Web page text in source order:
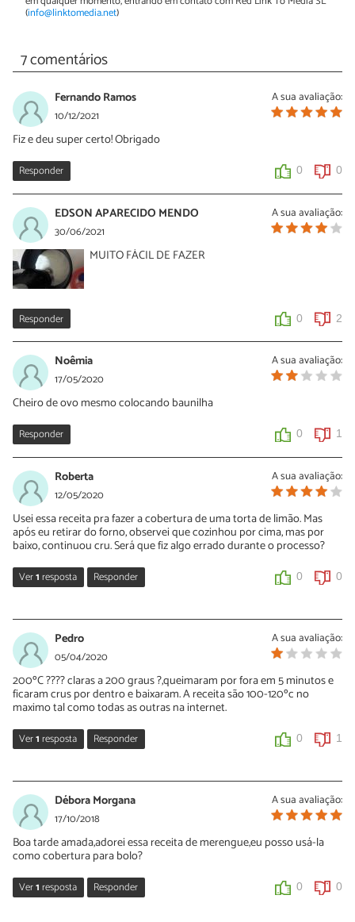
(info@linktomedia.net)
7 comentários
A sua avaliação:
Fernando Ramos
10/12/2021
Fiz e deu super certo! Obrigado
Responder 0 0
A sua avaliação:
EDSON APARECIDO MENDO
30/06/2021
MUITO FÁCIL DE FAZER
Responder 0 2
A sua avaliação:
Noêmia
17/05/2020
Cheiro de ovo mesmo colocando baunilha
Responder 0 1
A sua avaliação:
Roberta
12/05/2020
Usei essa receita pra fazer a cobertura de uma torta de limão. Mas
após eu retirar do forno, observei que cozinhou por cima, mas por
baixo, continuou cru. Será que fiz algo errado durante o processo?
Ver1resposta Responder 0 0
13/05/2020
Oi Roberta, se o merengue ficou cremoso por baixo não tem
problema algum, é mesmo assim! Ele fica com consistência tipo
chantilly, diferente de suspiro crocante.
A sua avaliação:
Pedro
05/04/2020
200ºC ???? claras a 200 graus ?,queimaram por fora em 5 minutos e
ficaram crus por dentro e baixaram. A receita são 100-120ºc no
maximo tal como todas as outras na internet.
Ver1resposta Responder 0 1
06/04/2020
Oi Pedro, esta é uma receita de merengue, não é uma receita de
suspiro. Para fazer suspiro, confira esta receita:
https://www.tudoreceitas.com/receita-de-suspiro-caseiro-
colorido-6361.html
0 0
A sua avaliação:
Débora Morgana
17/10/2018
Boa tarde amada,adorei essa receita de merengue,eu posso usá-la
como cobertura para bolo?
Ver1resposta Responder 0 0